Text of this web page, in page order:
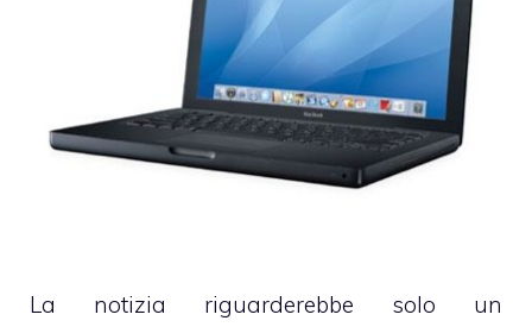
La notizia riguarderebbe solo un